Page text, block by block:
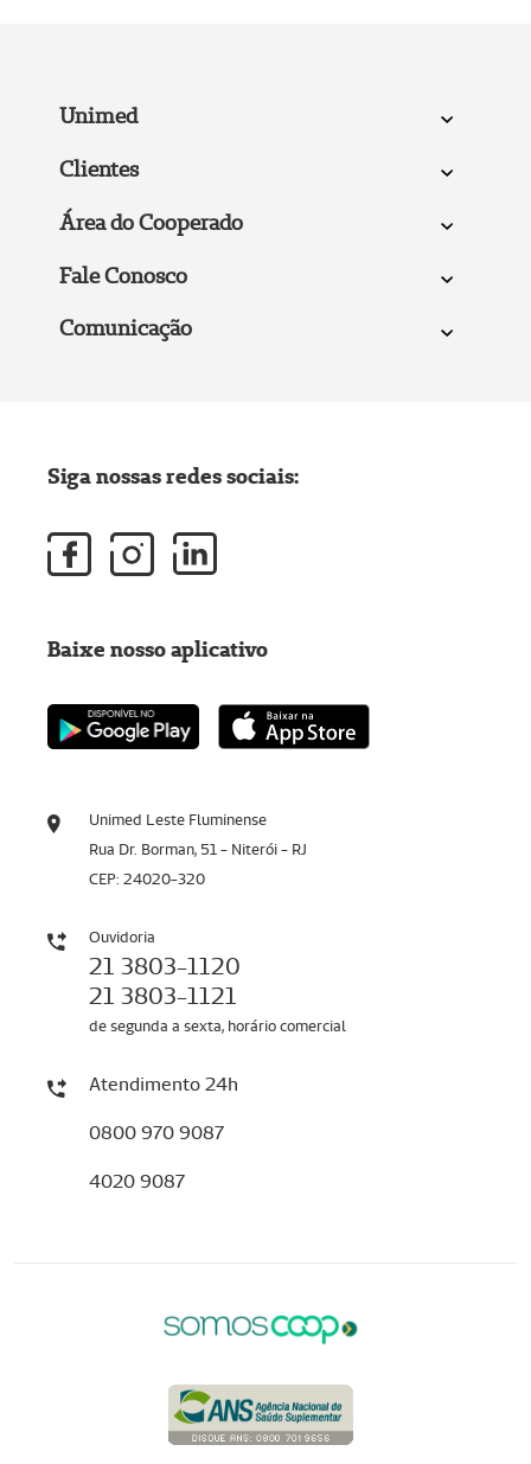
Unimed
Clientes
Área do Cooperado
Fale Conosco
Comunicação
Unimed Leste Fluminense
Rua Dr. Borman, 51 - Niterói - RJ
CEP: 24020-320
Ouvidoria
21 3803-1120
21 3803-1121
de segunda a sexta, horário comercial
Atendimento 24h
0800 970 9087
4020 9087
Siga nossas redes sociais:
Baixe nosso aplicativo